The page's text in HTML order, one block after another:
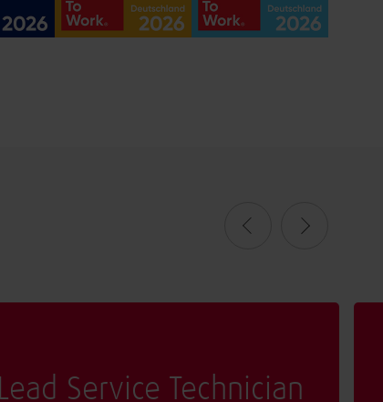
Lead Service Technician